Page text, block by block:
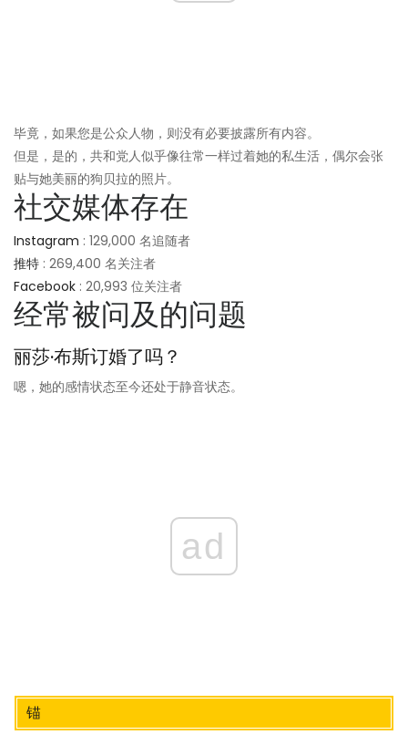
毕竟，如果您是公众人物，则没有必要披露所有内容。
但是，是的，共和党人似乎像往常一样过着她的私生活，偶尔会张
贴与她美丽的狗贝拉的照片。
社交媒体存在
Instagram : 129,000 名追随者
推特 : 269,400 名关注者
Facebook : 20,993 位关注者
经常被问及的问题
丽莎·布斯订婚了吗？
嗯，她的感情状态至今还处于静音状态。
ad
锚